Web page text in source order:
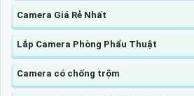
Camera Giá Rẻ Nhất
Lắp Camera Phòng Phẩu Thuật
Camera có chống trộm